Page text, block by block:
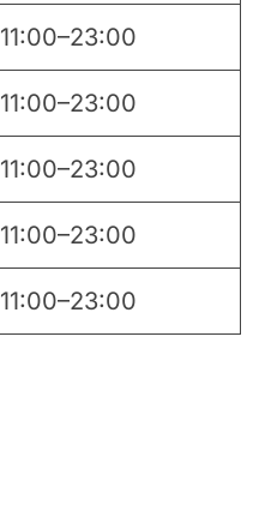
11:00–23:00
11:00–23:00
11:00–23:00
11:00–23:00
11:00–23:00